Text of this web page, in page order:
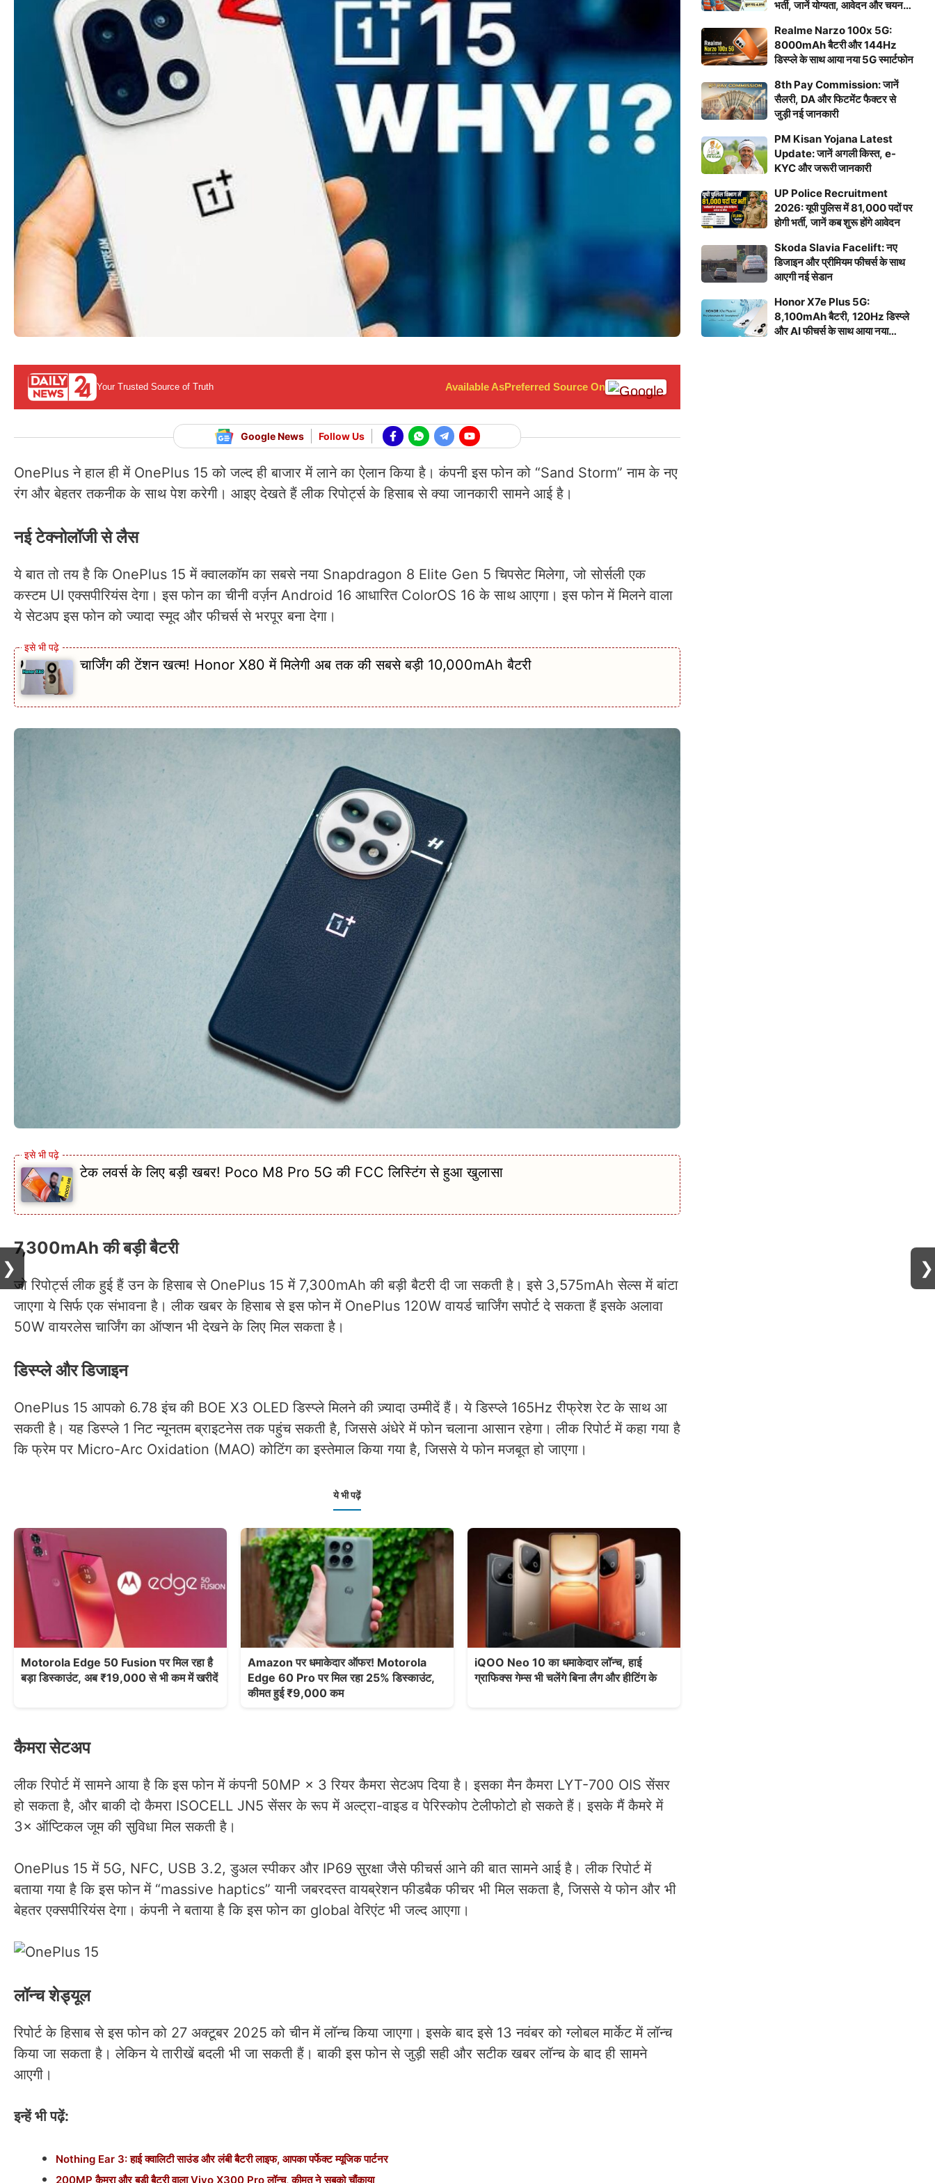
Your Trusted Source of Truth Available AsPreferred Source On
Google News Follow Us
OnePlus ने हाल ही में OnePlus 15 को जल्द ही बाजार में लाने का ऐलान किया है। कंपनी इस फोन को “Sand Storm” नाम के नए
रंग और बेहतर तकनीक के साथ पेश करेगी। आइए देखते हैं लीक रिपोर्ट्स के हिसाब से क्या जानकारी सामने आई है।
नई टेक्नोलॉजी से लैस
ये बात तो तय है कि OnePlus 15 में क्वालकॉम का सबसे नया Snapdragon 8 Elite Gen 5 चिपसेट मिलेगा, जो सोर्सली एक
कस्टम UI एक्सपीरियंस देगा। इस फोन का चीनी वर्ज़न Android 16 आधारित ColorOS 16 के साथ आएगा। इस फोन में मिलने वाला
ये सेटअप इस फोन को ज्यादा स्मूद और फीचर्स से भरपूर बना देगा।
चार्जिंग की टेंशन खत्म! Honor X80 में मिलेगी अब तक की सबसे बड़ी 10,000mAh बैटरी
टेक लवर्स के लिए बड़ी खबर! Poco M8 Pro 5G की FCC लिस्टिंग से हुआ खुलासा
7,300mAh की बड़ी बैटरी
जो रिपोर्ट्स लीक हुई हैं उन के हिसाब से OnePlus 15 में 7,300mAh की बड़ी बैटरी दी जा सकती है। इसे 3,575mAh सेल्स में बांटा
जाएगा ये सिर्फ एक संभावना है। लीक खबर के हिसाब से इस फोन में OnePlus 120W वायर्ड चार्जिंग सपोर्ट दे सकता हैं इसके अलावा
50W वायरलेस चार्जिंग का ऑप्शन भी देखने के लिए मिल सकता है।
डिस्प्ले और डिजाइन
OnePlus 15 आपको 6.78 इंच की BOE X3 OLED डिस्प्ले मिलने की ज़्यादा उम्मीदें हैं। ये डिस्प्ले 165Hz रीफ्रेश रेट के साथ आ
सकती है। यह डिस्प्ले 1 निट न्यूनतम ब्राइटनेस तक पहुंच सकती है, जिससे अंधेरे में फोन चलाना आसान रहेगा। लीक रिपोर्ट में कहा गया है
कि फ्रेम पर Micro-Arc Oxidation (MAO) कोटिंग का इस्तेमाल किया गया है, जिससे ये फोन मजबूत हो जाएगा।
ये भी पढ़ें
Motorola Edge 50 Fusion पर मिल रहा है
बड़ा डिस्काउंट, अब ₹19,000 से भी कम में खरीदें
Amazon पर धमाकेदार ऑफर! Motorola
Edge 60 Pro पर मिल रहा 25% डिस्काउंट,
कीमत हुई ₹9,000 कम
iQOO Neo 10 का धमाकेदार लॉन्च, हाई
ग्राफिक्स गेम्स भी चलेंगे बिना लैग और हीटिंग के
कैमरा सेटअप
लीक रिपोर्ट में सामने आया है कि इस फोन में कंपनी 50MP × 3 रियर कैमरा सेटअप दिया है। इसका मैन कैमरा LYT-700 OIS सेंसर
हो सकता है, और बाकी दो कैमरा ISOCELL JN5 सेंसर के रूप में अल्ट्रा-वाइड व पेरिस्कोप टेलीफोटो हो सकते हैं। इसके मैं कैमरे में
3× ऑप्टिकल जूम की सुविधा मिल सकती है।
OnePlus 15 में 5G, NFC, USB 3.2, डुअल स्पीकर और IP69 सुरक्षा जैसे फीचर्स आने की बात सामने आई है। लीक रिपोर्ट में
बताया गया है कि इस फोन में “massive haptics” यानी जबरदस्त वायब्रेशन फीडबैक फीचर भी मिल सकता है, जिससे ये फोन और भी
बेहतर एक्सपीरियंस देगा। कंपनी ने बताया है कि इस फोन का global वेरिएंट भी जल्द आएगा।
लॉन्च शेड्यूल
रिपोर्ट के हिसाब से इस फोन को 27 अक्टूबर 2025 को चीन में लॉन्च किया जाएगा। इसके बाद इसे 13 नवंबर को ग्लोबल मार्केट में लॉन्च
किया जा सकता है। लेकिन ये तारीखें बदली भी जा सकती हैं। बाकी इस फोन से जुड़ी सही और सटीक खबर लॉन्च के बाद ही सामने
आएगी।
इन्हें भी पढ़ें:
Nothing Ear 3: हाई क्वालिटी साउंड और लंबी बैटरी लाइफ, आपका पर्फेक्ट म्यूजिक पार्टनर
200MP कैमरा और बड़ी बैटरी वाला Vivo X300 Pro लॉन्च, कीमत ने सबको चौंकाया
भर्ती, जानें योग्यता, आवेदन और चयन
Realme Narzo 100x 5G:
8000mAh बैटरी और 144Hz
डिस्प्ले के साथ आया नया 5G स्मार्टफोन
8th Pay Commission: जानें
सैलरी, DA और फिटमेंट फैक्टर से
जुड़ी नई जानकारी
PM Kisan Yojana Latest
Update: जानें अगली किस्त, e-
KYC और जरूरी जानकारी
UP Police Recruitment
2026: यूपी पुलिस में 81,000 पदों पर
होगी भर्ती, जानें कब शुरू होंगे आवेदन
Skoda Slavia Facelift: नए
डिजाइन और प्रीमियम फीचर्स के साथ
आएगी नई सेडान
Honor X7e Plus 5G:
8,100mAh बैटरी, 120Hz डिस्प्ले
और AI फीचर्स के साथ आया नया
❯ ❯